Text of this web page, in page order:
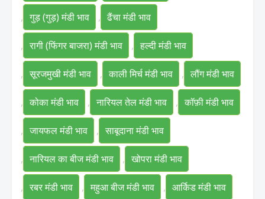
, गुड़ (गुड़) मंडी भाव , ढैंचा मंडी भाव
, रागी (फिंगर बाजरा) मंडी भाव , हल्दी मंडी भाव
, सूरजमुखी मंडी भाव , काली मिर्च मंडी भाव , लौंग मंडी भाव
, कोका मंडी भाव , नारियल तेल मंडी भाव , कॉफ़ी मंडी भाव
, जायफल मंडी भाव , साबूदाना मंडी भाव
, नारियल का बीज मंडी भाव , खोपरा मंडी भाव
, रबर मंडी भाव , महुआ बीज मंडी भाव , आर्किड मंडी भाव